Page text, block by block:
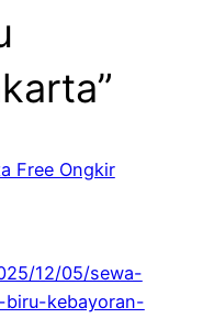
Free Ongkir
12/05/sewa-
kebayoran-